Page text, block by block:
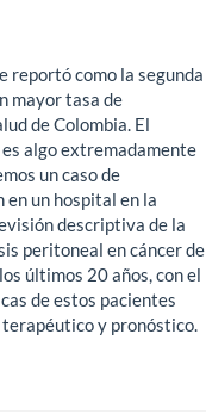
reportó como la segunda
mayor tasa de
de Colombia. El
algo extremadamente
un caso de
un hospital en la
descriptiva de la
peritoneal en cáncer de
últimos 20 años, con el
de estos pacientes
y pronóstico.